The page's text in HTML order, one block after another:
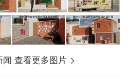
闻 查看更多图片